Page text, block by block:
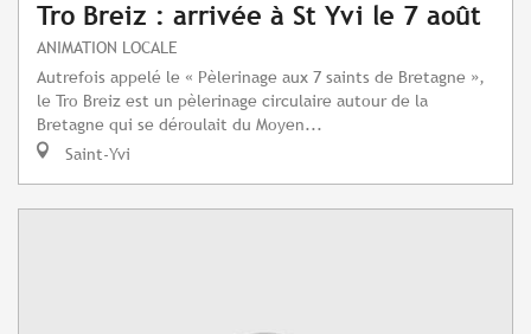
Tro Breiz : arrivée à St Yvi le 7 août
ANIMATION LOCALE
Autrefois appelé le « Pèlerinage aux 7 saints de Bretagne »,
le Tro Breiz est un pèlerinage circulaire autour de la
Bretagne qui se déroulait du Moyen...
Saint-Yvi